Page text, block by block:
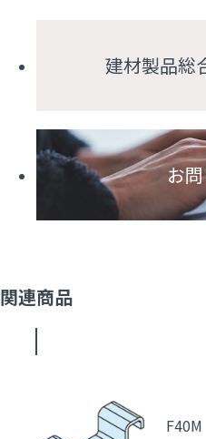
建材製品総
お
関連商品
F40M